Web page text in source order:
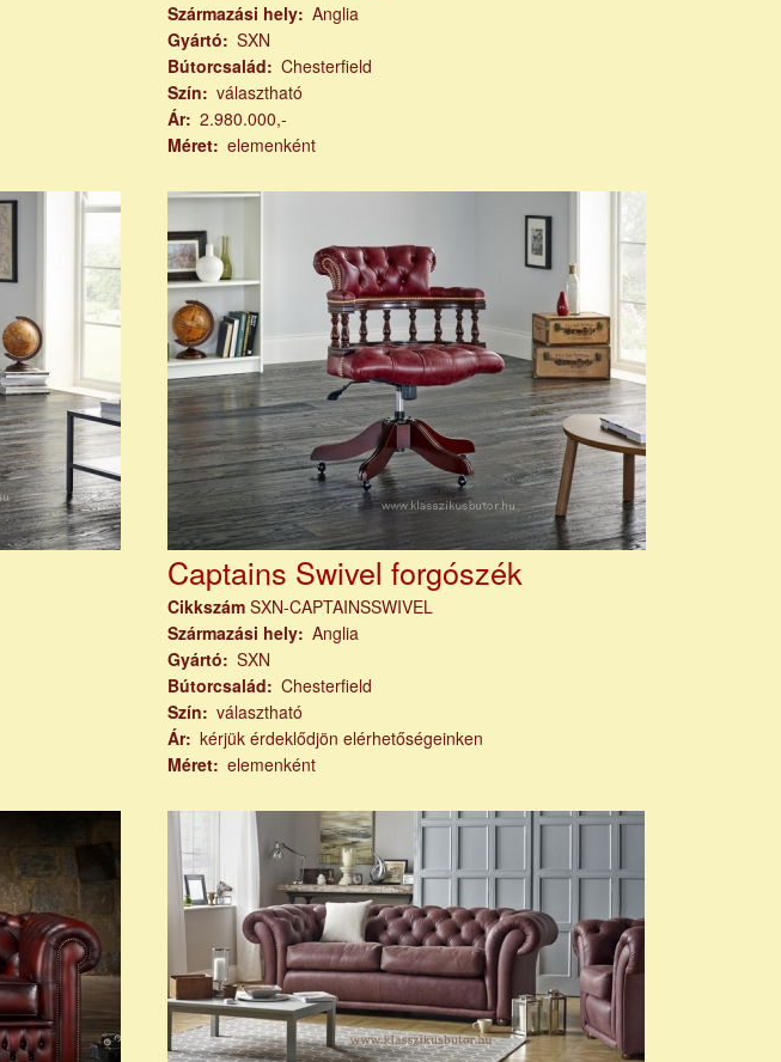
Származási hely
Anglia
Gyártó
SXN
Bútorcsalád
Chesterfield
Szín
választható
Ár 2.980.000,-
Méret
elemenként
Captains Swivel forgószék
Cikkszám SXN-CAPTAINSSWIVEL
Származási hely
Anglia
Gyártó
SXN
Bútorcsalád
Chesterfield
Szín
választható
Ár kérjük érdeklődjön elérhetőségeinken
Méret
elemenként